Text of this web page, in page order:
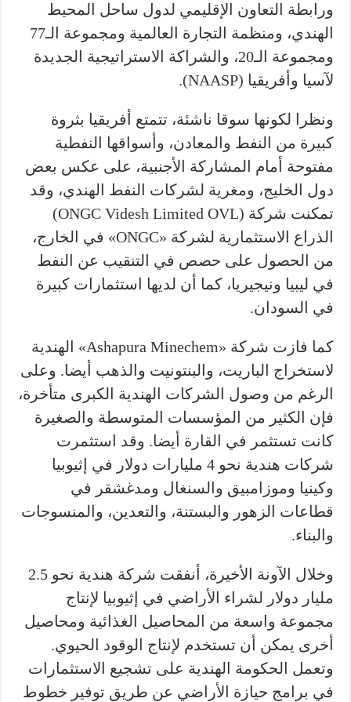
ورابطة التعاون الإقليمي لدول ساحل المحيط
الهندي، ومنظمة التجارة العالمية ومجموعة الـ77
ومجموعة الـ20، والشراكة الاستراتيجية الجديدة
لآسيا وأفريقيا (NAASP).
ونظرا لكونها سوقا ناشئة، تتمتع أفريقيا بثروة
كبيرة من النفط والمعادن، وأسواقها النفطية
مفتوحة أمام المشاركة الأجنبية، على عكس بعض
دول الخليج، ومغرية لشركات النفط الهندي، وقد
تمكنت شركة (ONGC Videsh Limited OVL)
الذراع الاستثمارية لشركة «ONGC» في الخارج،
من الحصول على حصص في التنقيب عن النفط
في ليبيا ونيجيريا، كما أن لديها استثمارات كبيرة
في السودان.
كما فازت شركة «Ashapura Minechem» الهندية
لاستخراج الباريت، والبنتونيت والذهب أيضا. وعلى
الرغم من وصول الشركات الهندية الكبرى متأخرة،
فإن الكثير من المؤسسات المتوسطة والصغيرة
كانت تستثمر في القارة أيضا. وقد استثمرت
شركات هندية نحو 4 مليارات دولار في إثيوبيا
وكينيا وموزامبيق والسنغال ومدغشقر في
قطاعات الزهور والبستنة، والتعدين، والمنسوجات
والبناء.
وخلال الآونة الأخيرة، أنفقت شركة هندية نحو 2.5
مليار دولار لشراء الأراضي في إثيوبيا لإنتاج
مجموعة واسعة من المحاصيل الغذائية ومحاصيل
أخرى يمكن أن تستخدم لإنتاج الوقود الحيوي.
وتعمل الحكومة الهندية على تشجيع الاستثمارات
في برامج حيازة الأراضي عن طريق توفير خطوط